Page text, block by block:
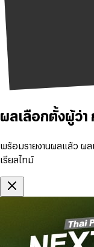
ผลเลือกตั้งผู้ว่า
พร้อมรายงานผลแล้ว ผ
เรียลไทม์